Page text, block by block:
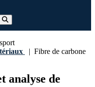
| Fibre de carbone
analyse de